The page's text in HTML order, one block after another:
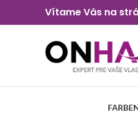
Vítame Vás na